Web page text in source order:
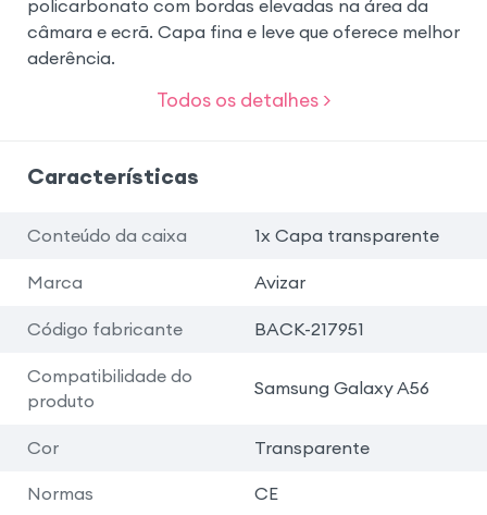
policarbonato com bordas elevadas na área da
câmara e ecrã. Capa fina e leve que oferece melhor
aderência.
Todos os detalhes >
Características
Conteúdo da caixa 1x Capa transparente
Marca Avizar
Código fabricante BACK-217951
Compatibilidade do
produto
Samsung Galaxy A56
Cor Transparente
Normas CE